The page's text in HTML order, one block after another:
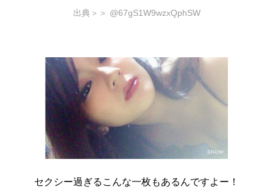
出典＞＞ @67gS1W9wzxQphSW
セクシー過ぎるこんな一枚もあるんですよー！